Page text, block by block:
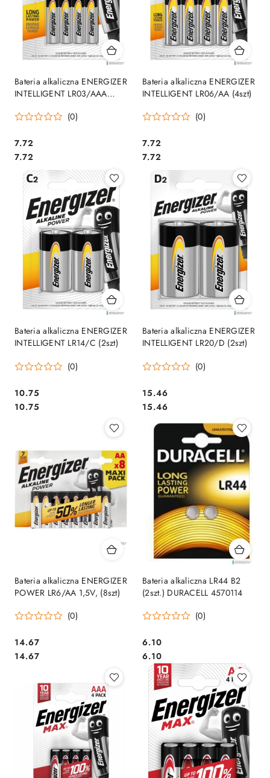
Bateria alkaliczna ENERGIZER
INTELLIGENT LR03/AAA
(0)
Cena:
7.72
Cena:
7.72
Bateria alkaliczna ENERGIZER
INTELLIGENT LR06/AA (4szt)
(0)
Cena:
7.72
Cena:
7.72
Bateria alkaliczna ENERGIZER
INTELLIGENT LR14/C (2szt)
(0)
Cena:
10.75
Cena:
10.75
Bateria alkaliczna ENERGIZER
INTELLIGENT LR20/D (2szt)
(0)
Cena:
15.46
Cena:
15.46
Bateria alkaliczna ENERGIZER
POWER LR6/AA 1,5V, (8szt)
(0)
Cena:
14.67
Cena:
14.67
Bateria alkaliczna LR44 B2
(2szt.) DURACELL 4570114
(0)
Cena:
6.10
Cena:
6.10